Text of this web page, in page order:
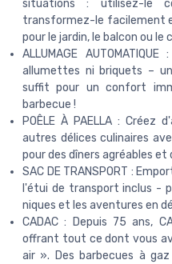
situations : utilisez-le
transformez-le facilement
pour le jardin, le balcon ou le
ALLUMAGE
allumettes ni briquets –
suffit pour un confort
barbecue !
POÊLE À PAELLA : Créez
autres délices culinaires
pour des dîners agréables
SAC DE TRANSPORT :
l'étui de transport inclus -
niques et les aventures en
CADAC : Depuis 75 ans,
offrant tout ce dont vous
air ». Des barbecues à